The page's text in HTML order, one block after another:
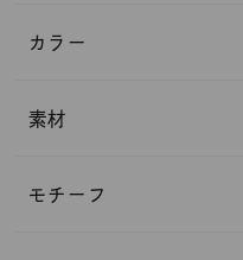
カラー
素材
モチーフ